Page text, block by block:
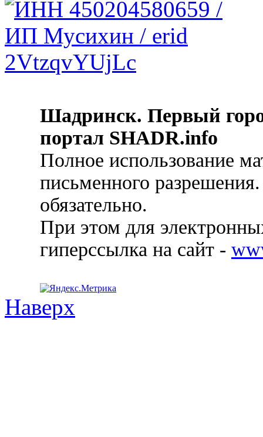
Шадринск. Первый
портал SHADR.info
Полное использование
письменного
обязательно.
При этом для
гиперссылка на сайт -
Наверх